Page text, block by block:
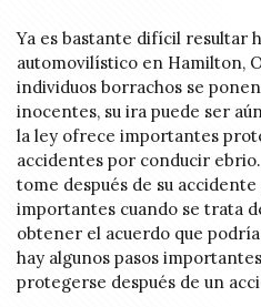
Ya es bastante difícil resultar
automovilístico en Hamilton,
individuos borrachos se
inocentes, su ira puede ser
la ley ofrece importantes
accidentes por conducir
tome después de su
importantes cuando se trata
obtener el acuerdo que
hay algunos pasos
protegerse después de un